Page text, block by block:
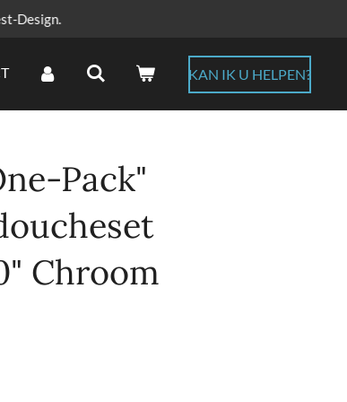
Design.
KAN IK U HELPEN?
Pack"
Chroom